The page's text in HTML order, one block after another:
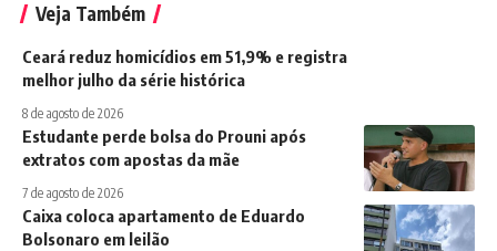
Veja Também
Ceará reduz homicídios em 51,9% e registra
melhor julho da série histórica
8 de agosto de 2026
Estudante perde bolsa do Prouni após
extratos com apostas da mãe
7 de agosto de 2026
Caixa coloca apartamento de Eduardo
Bolsonaro em leilão